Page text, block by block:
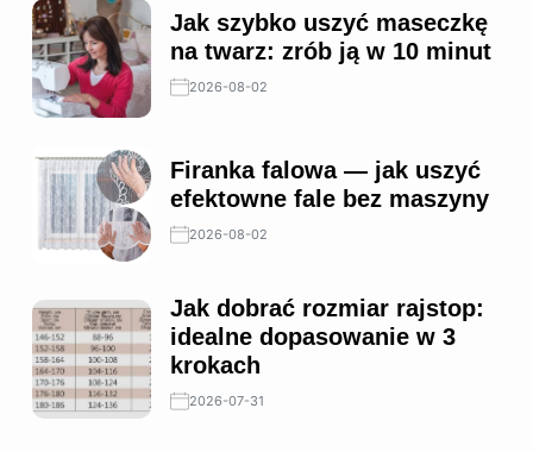
Jak szybko uszyć maseczkę
na twarz: zrób ją w 10 minut
2026-08-02
Firanka falowa — jak uszyć
efektowne fale bez maszyny
2026-08-02
Jak dobrać rozmiar rajstop:
idealne dopasowanie w 3
krokach
2026-07-31